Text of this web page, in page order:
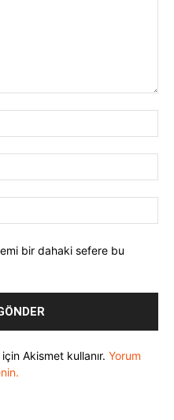
bir dahaki sefere bu
Akismet kullanır. Yorum